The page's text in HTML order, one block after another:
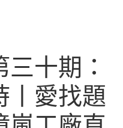
三十期：
丨愛找題